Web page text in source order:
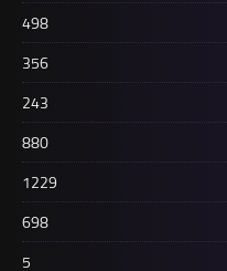
498
356
243
880
1229
698
5